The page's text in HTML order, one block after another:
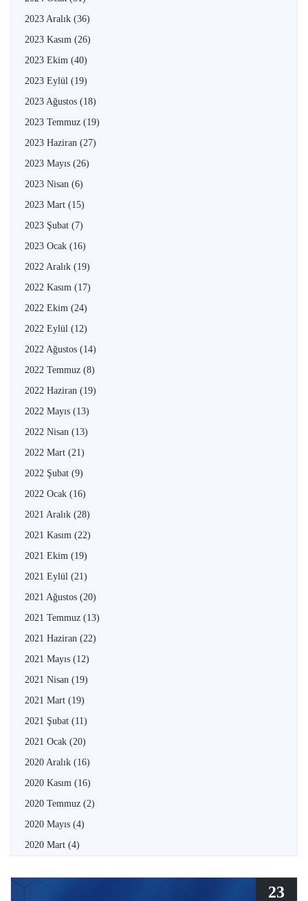
2023 Aralık (36)
2023 Kasım (26)
2023 Ekim (40)
2023 Eylül (19)
2023 Ağustos (18)
2023 Temmuz (19)
2023 Haziran (27)
2023 Mayıs (26)
2023 Nisan (6)
2023 Mart (15)
2023 Şubat (7)
2023 Ocak (16)
2022 Aralık (19)
2022 Kasım (17)
2022 Ekim (24)
2022 Eylül (12)
2022 Ağustos (14)
2022 Temmuz (8)
2022 Haziran (19)
2022 Mayıs (13)
2022 Nisan (13)
2022 Mart (21)
2022 Şubat (9)
2022 Ocak (16)
2021 Aralık (28)
2021 Kasım (22)
2021 Ekim (19)
2021 Eylül (21)
2021 Ağustos (20)
2021 Temmuz (13)
2021 Haziran (22)
2021 Mayıs (12)
2021 Nisan (19)
2021 Mart (19)
2021 Şubat (11)
2021 Ocak (20)
2020 Aralık (16)
2020 Kasım (16)
2020 Temmuz (2)
2020 Mayıs (4)
2020 Mart (4)
23